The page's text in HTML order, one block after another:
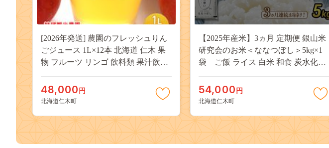
[2026年発送] 農園のフレッシュりん
ごジュース 1L×12本 北海道 仁木 果
物 フルーツ リンゴ 飲料類 果汁飲料
観光農園]
48,000 円
北海道仁木町
【2025年産米】3ヵ月 定期便 銀山米
研究会のお米＜ななつぼし＞5kg×1
袋 ご飯 ライス 白米 和食 炭水化物
ド米 産地直送 [株式会社 松原米穀]
54,000 円
北海道仁木町